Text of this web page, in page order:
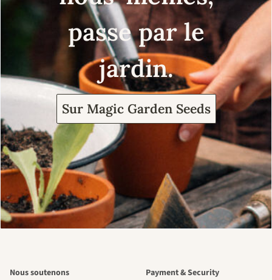
passe par le
jardin.
Sur Magic Garden Seeds
Nous soutenons Payment & Security